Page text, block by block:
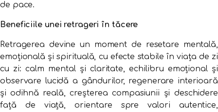
de pace.
Beneficiile unei retrageri în tăcere
Retragerea devine un moment de resetare mentală,
emoțională și spirituală, cu efecte stabile în viața de zi
cu zi: calm mental și claritate, echilibru emoțional și
observare lucidă a gândurilor, regenerare interioară
și odihnă reală, creșterea compasiunii și deschidere
față de viață, orientare spre valori autentice,